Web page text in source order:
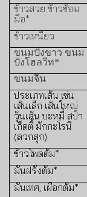
ข้าวสวย ข้าวซ้อม
มือ*
ข้าวเหนียว
ขนมปังขาว ขนม
ปังโฮลวีท*
ขนมจีน
ประเภทเส้น เช่น
เส้นเล็ก เส้นใหญ่
วุ้นเส้น บะหมี่ สปา
เก็ตตี้ มักกะโรนี
(ลวกสุก)
ข้าวโพดต้ม*
มันฝรั่งต้ม*
มันเทศ เผือกต้ม*